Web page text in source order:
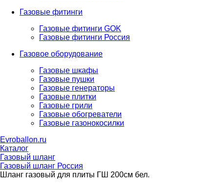
Газовые фитинги
Газовые фитинги GOK
Газовые фитинги Россия
Газовое оборудование
Газовые шкафы
Газовые пушки
Газовые генераторы
Газовые плитки
Газовые грили
Газовые обогреватели
Газовые газонокосилки
Evroballon.ru
Каталог
Газовый шланг
Газовый шланг Россия
Шланг газовый для плиты ГШ 200см бел.